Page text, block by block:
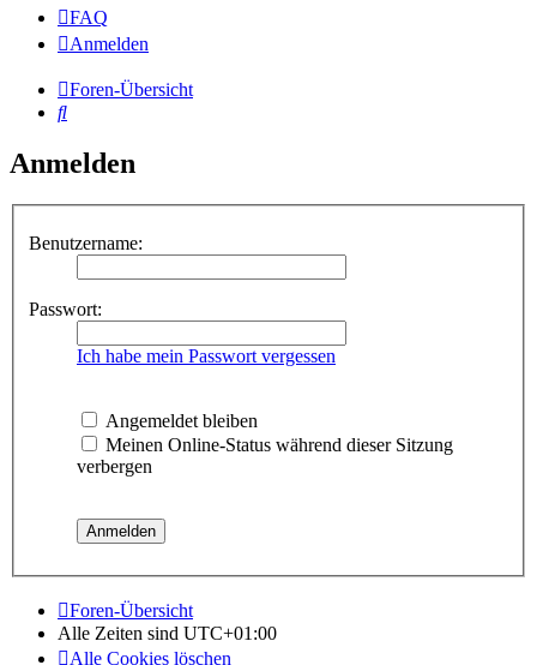
FAQ
Anmelden
Foren-Übersicht
Suche
Anmelden
Benutzername:
Passwort:
Ich habe mein Passwort vergessen
Angemeldet bleiben
Meinen Online-Status während dieser Sitzung
verbergen
Foren-Übersicht
Alle Zeiten sind UTC+01:00
Alle Cookies löschen